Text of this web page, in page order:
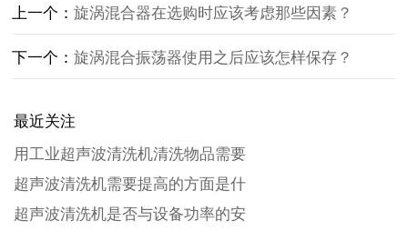
上一个：旋涡混合器在选购时应该考虑那些因素？
下一个：旋涡混合振荡器使用之后应该怎样保存？
最近关注
用工业超声波清洗机清洗物品需要
超声波清洗机需要提高的方面是什
超声波清洗机是否与设备功率的安